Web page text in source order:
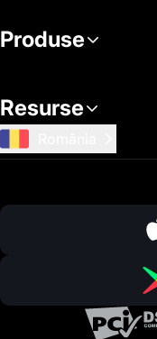
Produse
Resurse